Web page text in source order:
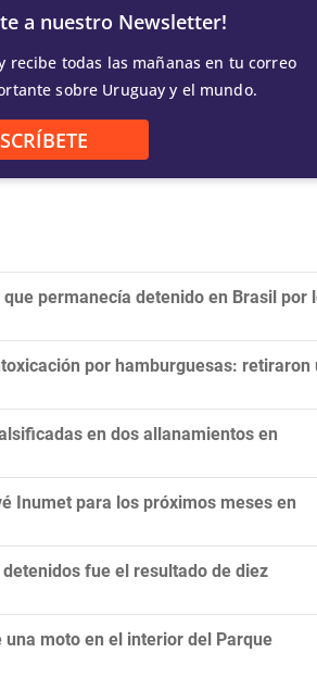
a nuestro Newsletter!
recibe todas las mañanas en tu correo
sobre Uruguay y el mundo.
permanecía detenido en Brasil por
por hamburguesas: retiraron
en dos allanamientos en
Inumet para los próximos meses en
fue el resultado de diez
moto en el interior del Parque